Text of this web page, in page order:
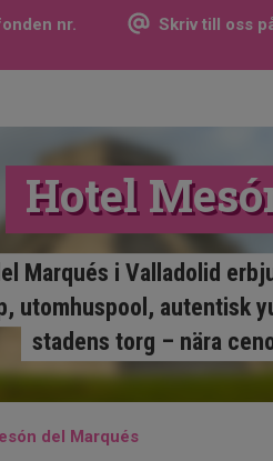
nr.
Skriv till oss
Hotel
Marqués i Valladolid
utomhuspool, autentisk
stadens torg – nära
del Marqués